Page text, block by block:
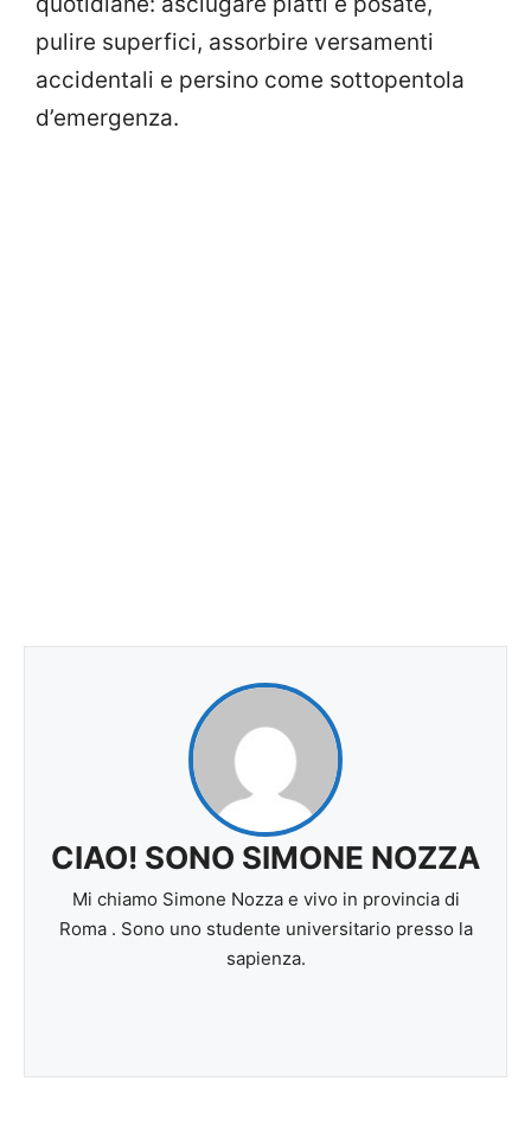
pulire superfici, assorbire versamenti
accidentali e persino come sottopentola
d’emergenza.
CIAO! SONO SIMONE NOZZA
Mi chiamo Simone Nozza e vivo in provincia di
Roma . Sono uno studente universitario presso la
sapienza.